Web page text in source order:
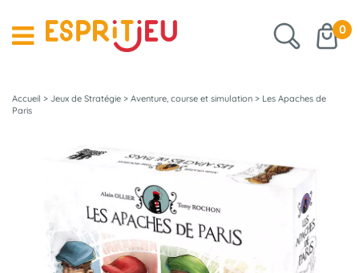
0
Accueil > Jeux de Stratégie > Aventure, course et simulation > Les Apaches de
Paris